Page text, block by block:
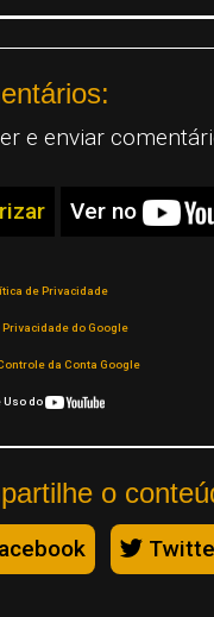
e enviar
Ver no
de Privacidade
do Google
da Conta Google
Uso do
o